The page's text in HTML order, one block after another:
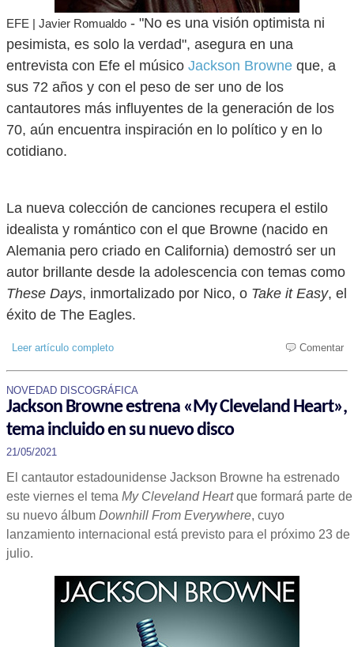
EFE | Javier Romualdo - "No es una visión optimista ni
pesimista, es solo la verdad", asegura en una
entrevista con Efe el músico Jackson Browne que, a
sus 72 años y con el peso de ser uno de los
cantautores más influyentes de la generación de los
70, aún encuentra inspiración en lo político y en lo
cotidiano.
La nueva colección de canciones recupera el estilo
idealista y romántico con el que Browne (nacido en
Alemania pero criado en California) demostró ser un
autor brillante desde la adolescencia con temas como
These Days, inmortalizado por Nico, o Take it Easy, el
éxito de The Eagles.
Leer artículo completo Comentar
NOVEDAD DISCOGRÁFICA
Jackson Browne estrena «My Cleveland Heart»,
tema incluido en su nuevo disco
21/05/2021
El cantautor estadounidense Jackson Browne ha estrenado
este viernes el tema My Cleveland Heartque formará parte de
su nuevo álbum Downhill From Everywhere, cuyo
lanzamiento internacional está previsto para el próximo 23 de
julio.